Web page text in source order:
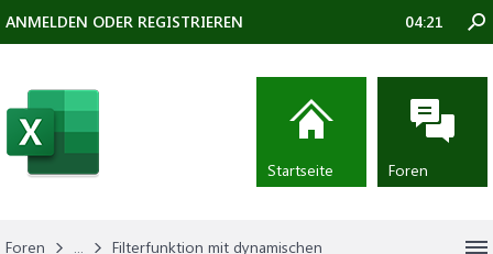
Foren ...
Filterfunktion mit dynamischen
ANMELDEN ODER REGISTRIEREN 04:21
Startseite Foren